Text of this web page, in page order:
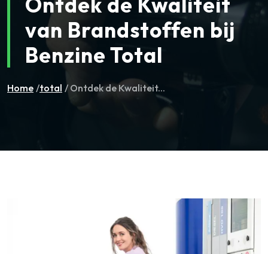
van Brandstoffen bij
Benzine Total
Home /total / Ontdek de Kwaliteit...